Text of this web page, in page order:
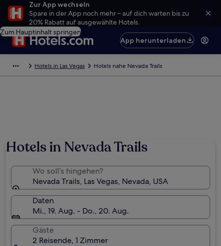
Zur App wechseln
Spare in der App noch mehr – auf dich warten bis zu
20% Rabatt auf ausgewählte Hotels.
Zum Hauptinhalt springen
App herunterladen
Hotels in Las Vegas Hotels nahe Nevada Trails
Hotels in Nevada Trails
Wo soll’s hingehen?
Nevada Trails, Las Vegas, Nevada, USA
Daten
Mi., 19. Aug. - Do., 20. Aug.
Gäste
2 Reisende, 1 Zimmer